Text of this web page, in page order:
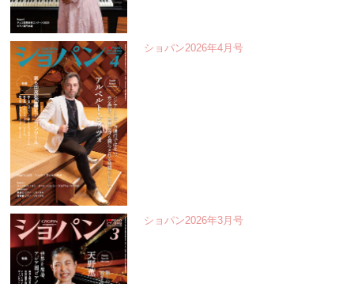
ショパン2026年4月号
ショパン2026年3月号